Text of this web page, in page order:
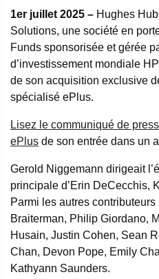
1er juillet 2025 – Hughes
Solutions, une société en
Funds sponsorisée et gérée
d’investissement mondiale
de son acquisition exclusive
spécialisé ePlus.
Lisez le communiqué de
ePlus de son entrée dans un
Gerold Niggemann dirigeait
principale d’Erin DeCecchis,
Parmi les autres
Braiterman, Philip Giordano,
Husain, Justin Cohen, Sean
Chan, Devon Pope, Emily
Kathyann Saunders.